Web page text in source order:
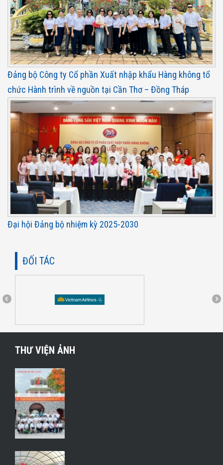
Đảng bộ Công ty Cổ phần Xuất nhập khẩu Hàng không tổ
chức Hành trình về nguồn tại Cần Thơ – Đồng Tháp
Đại hội Đảng bộ nhiệm kỳ 2025-2030
ĐỐI TÁC
THƯ VIỆN ẢNH